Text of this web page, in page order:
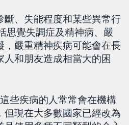
斷、失能程度和某些異常行
思覺失調症及精神病、嚴
，嚴重精神疾病可能會在長
人和朋友造成相當大的困
些疾病的人常常會在機構
但現在大多數國家已經改為